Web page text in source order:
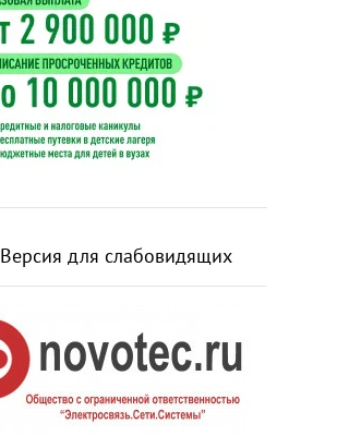
Версия для слабовидящих